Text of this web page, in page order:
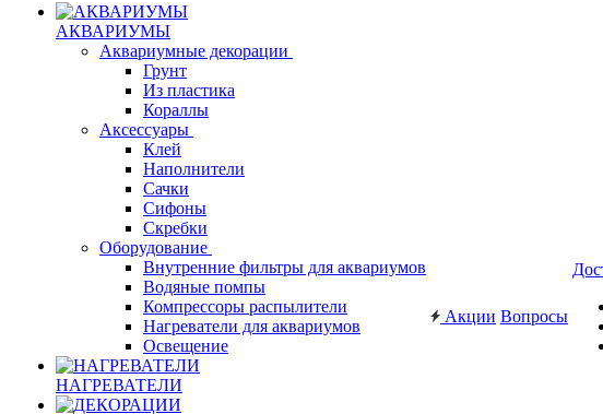
АКВАРИУМЫ
Аквариумные декорации
Грунт
Из пластика
Кораллы
Аксессуары
Клей
Наполнители
Сачки
Сифоны
Скребки
Оборудование
Внутренние фильтры для аквариумов
Водяные помпы
Компрессоры распылители
Нагреватели для аквариумов
Освещение
НАГРЕВАТЕЛИ
Акции Вопросы